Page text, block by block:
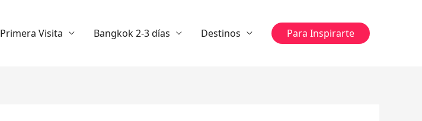
Primera Visita Bangkok 2-3 días Destinos Para Inspirarte